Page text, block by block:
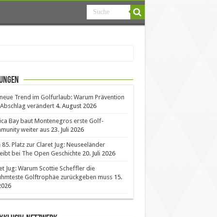
Trend im Golfurlaub: Warum Prävention
verändert 4. August 2026
Bay baut Montenegros erste Golf-
weiter aus 23. Juli 2026
85. Platz zur Claret Jug: Neuseeländer
bei The Open Geschichte 20. Juli 2026
Jug: Warum Scottie Scheffler die
Golftrophäe zurückgeben muss 15.